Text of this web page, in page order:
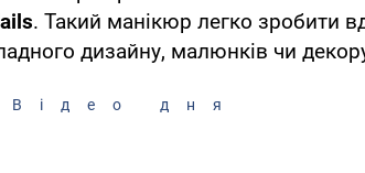
. Такий манікюр легко зробити
дизайну, малюнків чи
Відео дня